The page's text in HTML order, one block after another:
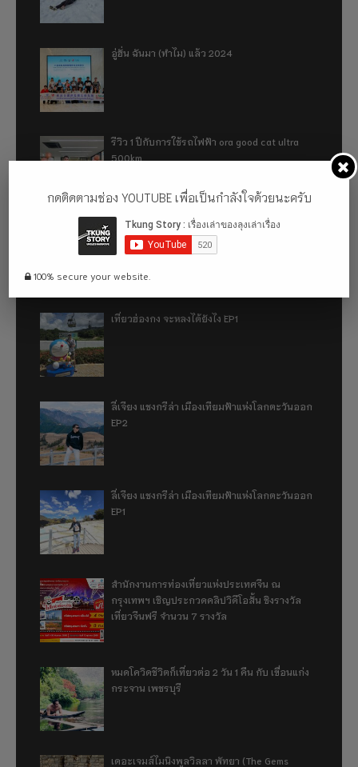
อู่ฮั่น ฉันมา (ทำไม) แล้ว 2024
รีวิว 1 ปีกับการใช้รถไฟฟ้า ora good cat ultra
500km
เที่ยวฮ่องกง จะหลงได้ยังไง EP2
เที่ยวฮ่องกง จะหลงได้ยังไง EP1
ลี่เจียง แชงกรีล่า เมืองเทียมฟ้าแห่งโลกตะวันออก
EP2
ลี่เจียง แชงกรีล่า เมืองเทียมฟ้าแห่งโลกตะวันออก
EP1
สำนักงานการท่องเที่ยวแห่งประเทศจีน ณ
กรุงเทพฯ เชิญประกวดคลิปวิดีโอสั้น ชิงรางวัล
เที่ยวจีนฟรี จำนวน 7 รางวัล
หมดโควิดชีวิตก็เที่ยวต่อ 2 วัน 1 คืน กับ เขื่อนแก่ง
กระจาน เพชรบุรี
เดอะเจมส์ไมนิงพูลวิลลา พัทยา (The Gems
กดติดตามช่อง YOUTUBE เพื่อเป็นกำลังใจด้วยนะครับ
100% secure your website.